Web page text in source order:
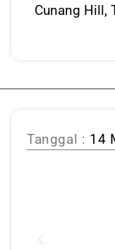
Cunang Hill,
Tanggal : 14